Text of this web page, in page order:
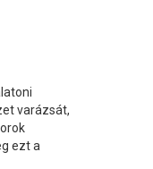
varázsát,
ezt a